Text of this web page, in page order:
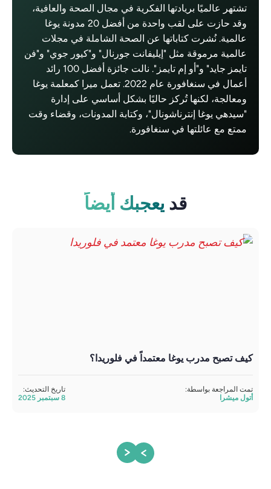
تشتهر عالميًا بريادتها الفكرية في مجال الصحة والعافية،
وقد حازت على لقب واحدة من أفضل 20 مدونة يوغا
عالمية. نُشرت كتاباتها عن الصحة الشاملة في مجلات
عالمية مرموقة مثل "إيليفانت جورنال" و"كيور جوي" و"فن
تايمز جايد" و"أو إم تايمز". نالت جائزة أفضل 100 رائد
أعمال في سنغافورة عام 2022. تعمل ميرا كمعلمة يوغا
ومعالجة، لكنها تُركز حاليًا بشكل أساسي على إدارة
"سيدهي يوغا إنترناشونال"، وكتابة المدونات، وقضاء وقت
ممتع مع عائلتها في سنغافورة.
قديعجبك أيضاً
كيف تصبح مدرب يوغا معتمداً في فلوريدا؟
تمت المراجعة بواسطة:
أتول ميشرا
تاريخ التحديث: